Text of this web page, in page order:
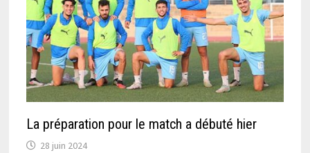
La préparation pour le match a débuté hier
28 juin 2024